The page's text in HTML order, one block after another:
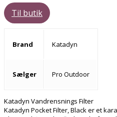
Til butik
Brand Katadyn
Sælger Pro Outdoor
Katadyn Vandrensnings Filter
Katadyn Pocket Filter, Black er et